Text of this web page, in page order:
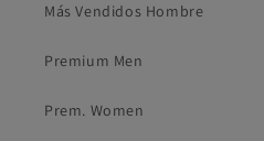
Más Vendidos Hombre
Premium Men
Prem. Women